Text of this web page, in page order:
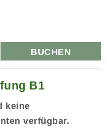
BUCHEN
B1
keine
verfügbar.